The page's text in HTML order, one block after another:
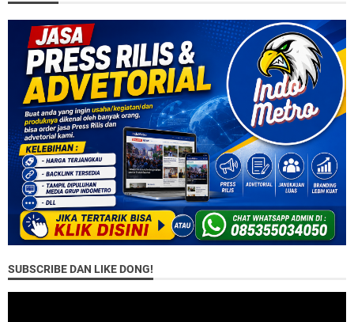
SUBSCRIBE DAN LIKE DONG!